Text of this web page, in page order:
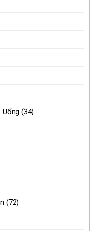
Uống (34)
(72)